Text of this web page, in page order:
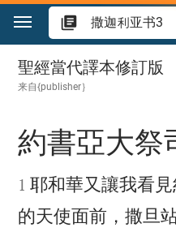
跳转到内容
撒迦利亚书 3
聖經當代譯本修訂版
来自{publisher｝

約書亞大祭

1 耶和華又讓我看
的天使面前，撒旦